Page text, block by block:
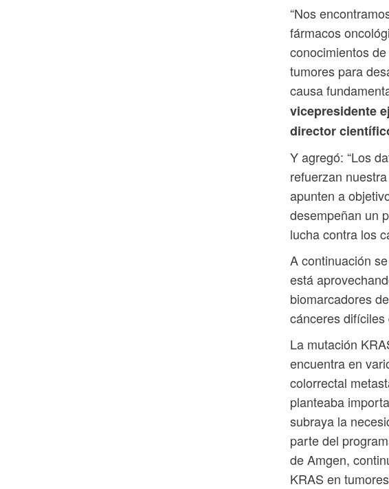
“Nos
fármacos
conocimientos
tumores para
causa
vicepresidente
director
Y agregó: “Los
refuerzan
apunten a
desempeñan un
lucha contra los
A continuación
está
biomarcadores
cánceres difíciles
La mutación
encuentra en
colorrectal
planteaba
subraya la
parte del
de Amgen,
KRAS en